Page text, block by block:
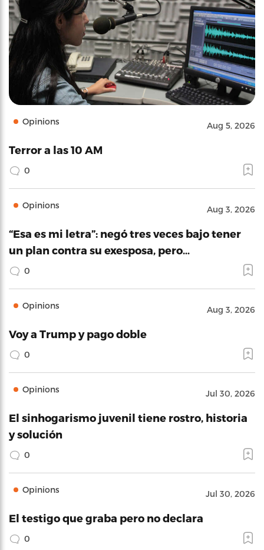
Opinions Aug 5, 2026
Terror a las 10 AM
0
Opinions Aug 3, 2026
“Esa es mi letra”: negó tres veces bajo tener
un plan contra su exesposa, pero…
0
Opinions Aug 3, 2026
Voy a Trump y pago doble
0
Opinions Jul 30, 2026
El sinhogarismo juvenil tiene rostro, historia
y solución
0
Opinions Jul 30, 2026
El testigo que graba pero no declara
0